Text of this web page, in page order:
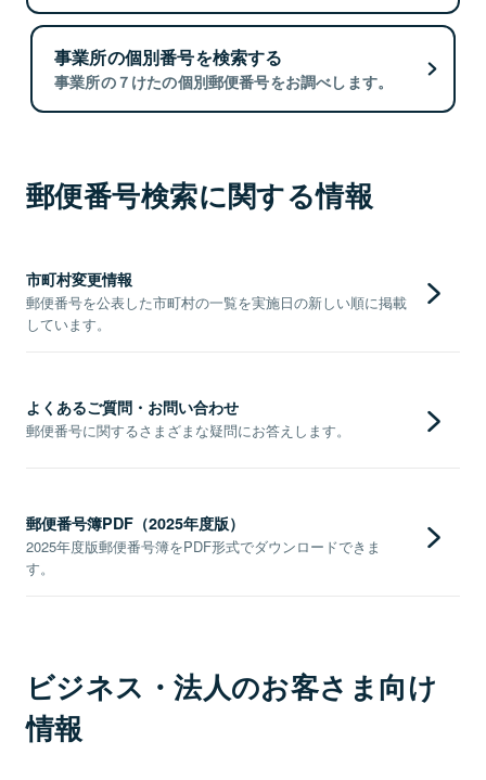
事業所の個別番号を検索する
事業所の７けたの個別郵便番号をお調べします。
郵便番号検索に関する情報
市町村変更情報
郵便番号を公表した市町村の一覧を実施日の新しい順に掲載
しています。
よくあるご質問・お問い合わせ
郵便番号に関するさまざまな疑問にお答えします。
郵便番号簿PDF（2025年度版）
2025年度版郵便番号簿をPDF形式でダウンロードできま
す。
ビジネス・法人のお客さま向け
情報